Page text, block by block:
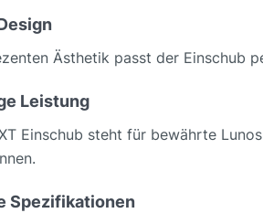
Ästhetik passt der Einschub
Leistung
Einschub steht für bewährte
Spezifikationen